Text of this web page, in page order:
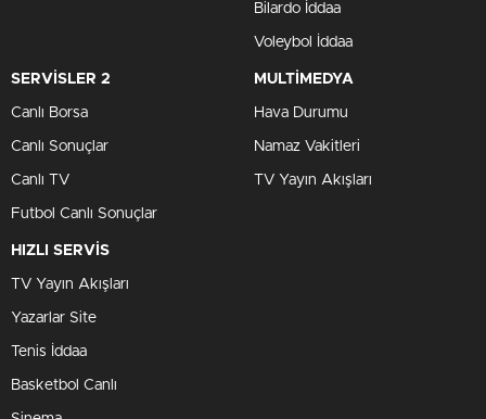
Bilardo İddaa
Voleybol İddaa
SERVİSLER 2
Canlı Borsa
Canlı Sonuçlar
Canlı TV
Futbol Canlı Sonuçlar
MULTİMEDYA
Hava Durumu
Namaz Vakitleri
TV Yayın Akışları
HIZLI SERVİS
TV Yayın Akışları
Yazarlar Site
Tenis İddaa
Basketbol Canlı